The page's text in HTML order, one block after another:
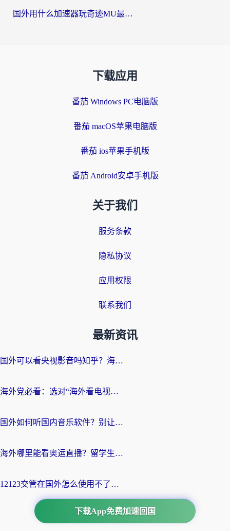
国外用什么加速器玩奇迹MU最好？2026海外玩家国服游戏加速全攻略
下载应用
番茄 Windows PC电脑版
番茄 macOS苹果电脑版
番茄 ios苹果手机版
番茄 Android安卓手机版
关于我们
服务条款
隐私协议
应用权限
联系我们
最新资讯
国外可以看央视影音吗知乎？海外党亲测有效的回国加速方案
海外党必看：选对“海外看电视剧软件”，再也不用愁国内剧刷不了
国外如何听国内音乐软件？别让地域限制，断了你的中文歌单
海外哪里能看奥运直播？留学生&海外华人必看的体育赛事观赛终极指南
12123交管在国外怎么使用不了？海外华人必看的无缝访问国内资源指南
下载App免费加速回国